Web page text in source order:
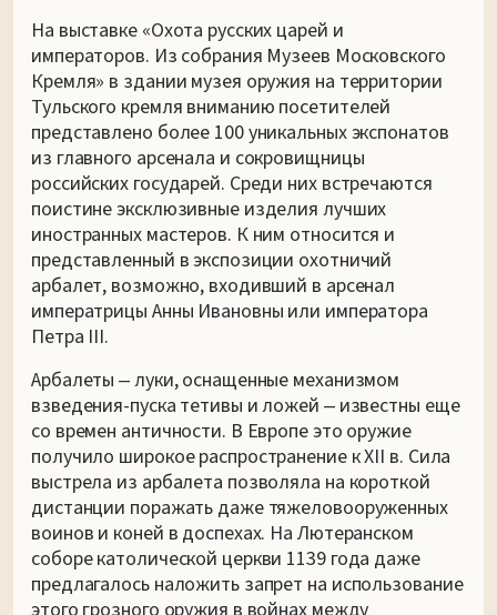
На выставке «Охота русских царей и
императоров. Из собрания Музеев Московского
Кремля» в здании музея оружия на территории
Тульского кремля вниманию посетителей
представлено более 100 уникальных экспонатов
из главного арсенала и сокровищницы
российских государей. Среди них встречаются
поистине эксклюзивные изделия лучших
иностранных мастеров. К ним относится и
представленный в экспозиции охотничий
арбалет, возможно, входивший в арсенал
императрицы Анны Ивановны или императора
Петра III.
Арбалеты ‒ луки, оснащенные механизмом
взведения-пуска тетивы и ложей ‒ известны еще
со времен античности. В Европе это оружие
получило широкое распространение к XII в. Сила
выстрела из арбалета позволяла на короткой
дистанции поражать даже тяжеловооруженных
воинов и коней в доспехах. На Лютеранском
соборе католической церкви 1139 года даже
предлагалось наложить запрет на использование